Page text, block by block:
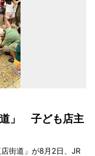
道」 子ども店主
街道」が8月2日、JR